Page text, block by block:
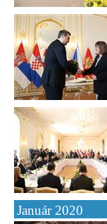
Január 2020